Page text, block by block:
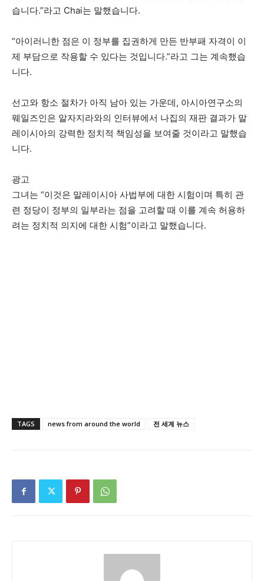
습니다.”라고 Chai는 말했습니다.
“아이러니한 점은 이 정부를 집권하게 만든 반부패 자격이 이
제 부담으로 작용할 수 있다는 것입니다.”라고 그는 계속했습
니다.
선고와 항소 절차가 아직 남아 있는 가운데, 아시아연구소의
웨일즈인은 알자지라와의 인터뷰에서 나집의 재판 결과가 말
레이시아의 강력한 정치적 책임성을 보여줄 것이라고 말했습
니다.
광고
그녀는 “이것은 말레이시아 사법부에 대한 시험이며 특히 관
련 정당이 정부의 일부라는 점을 고려할 때 이를 계속 허용하
려는 정치적 의지에 대한 시험”이라고 말했습니다.
TAGS news from around the world 전 세계 뉴스